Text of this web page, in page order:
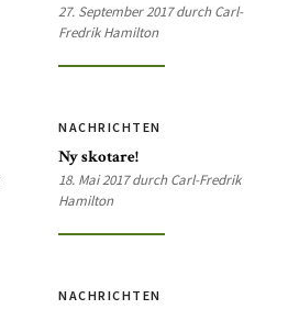
27. September 2017 durch Carl-
Fredrik Hamilton
NACHRICHTEN
Ny skotare!
18. Mai 2017 durch Carl-Fredrik
Hamilton
NACHRICHTEN